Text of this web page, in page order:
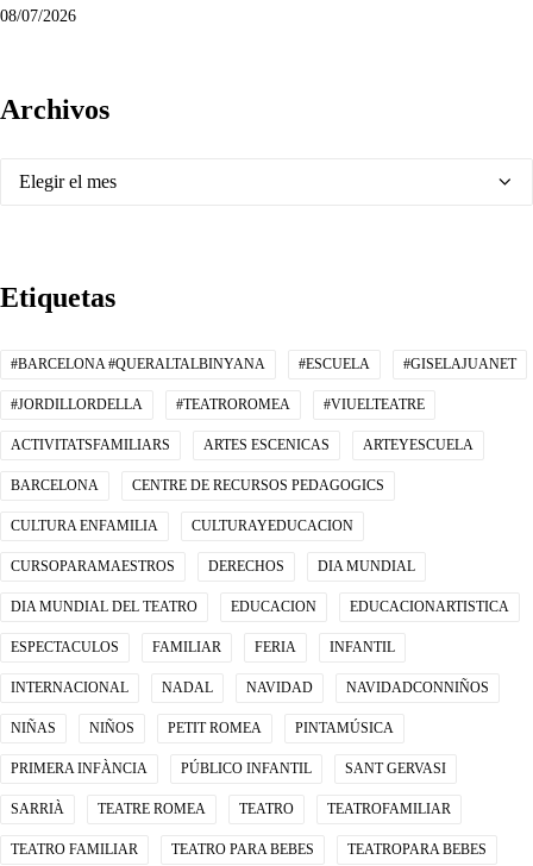
08/07/2026
Archivos
Archivos
Etiquetas
#BARCELONA #QUERALTALBINYANA #ESCUELA #GISELAJUANET
#JORDILLORDELLA #TEATROROMEA #VIUELTEATRE
ACTIVITATSFAMILIARS ARTES ESCENICAS ARTEYESCUELA
BARCELONA CENTRE DE RECURSOS PEDAGOGICS
CULTURA ENFAMILIA CULTURAYEDUCACION
CURSOPARAMAESTROS DERECHOS DIA MUNDIAL
DIA MUNDIAL DEL TEATRO EDUCACION EDUCACIONARTISTICA
ESPECTACULOS FAMILIAR FERIA INFANTIL
INTERNACIONAL NADAL NAVIDAD NAVIDADCONNIÑOS
NIÑAS NIÑOS PETIT ROMEA PINTAMÚSICA
PRIMERA INFÀNCIA PÚBLICO INFANTIL SANT GERVASI
SARRIÀ TEATRE ROMEA TEATRO TEATROFAMILIAR
TEATRO FAMILIAR TEATRO PARA BEBES TEATROPARA BEBES